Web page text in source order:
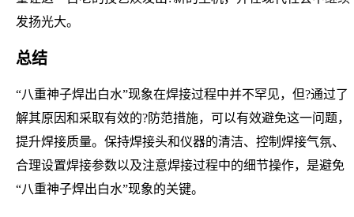
发扬光大。
总结
“八重神子焊出白水”现象在焊接过程中并不罕见，但?通过了
解其原因和采取有效的?防范措施，可以有效避免这一问题，
提升焊接质量。保持焊接头和仪器的清洁、控制焊接气氛、
合理设置焊接参数以及注意焊接过程中的细节操作，是避免
“八重神子焊出白水”现象的关键。